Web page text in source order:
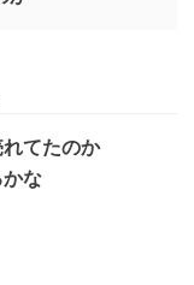
てたのか
な